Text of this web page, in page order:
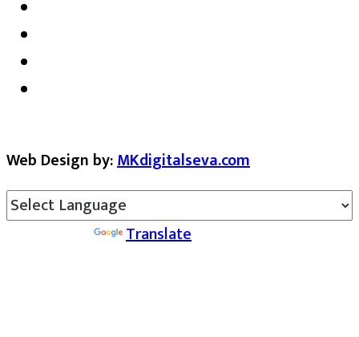
Web Design by:MKdigitalseva.com
Translate